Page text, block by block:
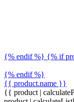
{% endif %} {% if
{% endif %}
{{ product.name }}
{{ product |